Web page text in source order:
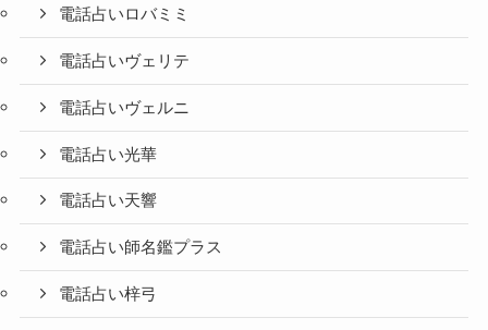
電話占いロバミミ
電話占いヴェリテ
電話占いヴェルニ
電話占い光華
電話占い天響
電話占い師名鑑プラス
電話占い梓弓